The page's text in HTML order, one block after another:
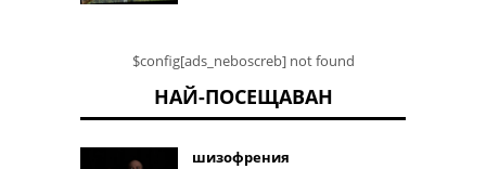
$config[ads_neboscreb] not found
НАЙ-ПОСЕЩАВАН
шизофрения